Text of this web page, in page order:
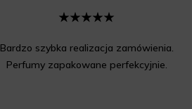
Bardzo szybka realizacja zamówienia.
Perfumy zapakowane perfekcyjnie.